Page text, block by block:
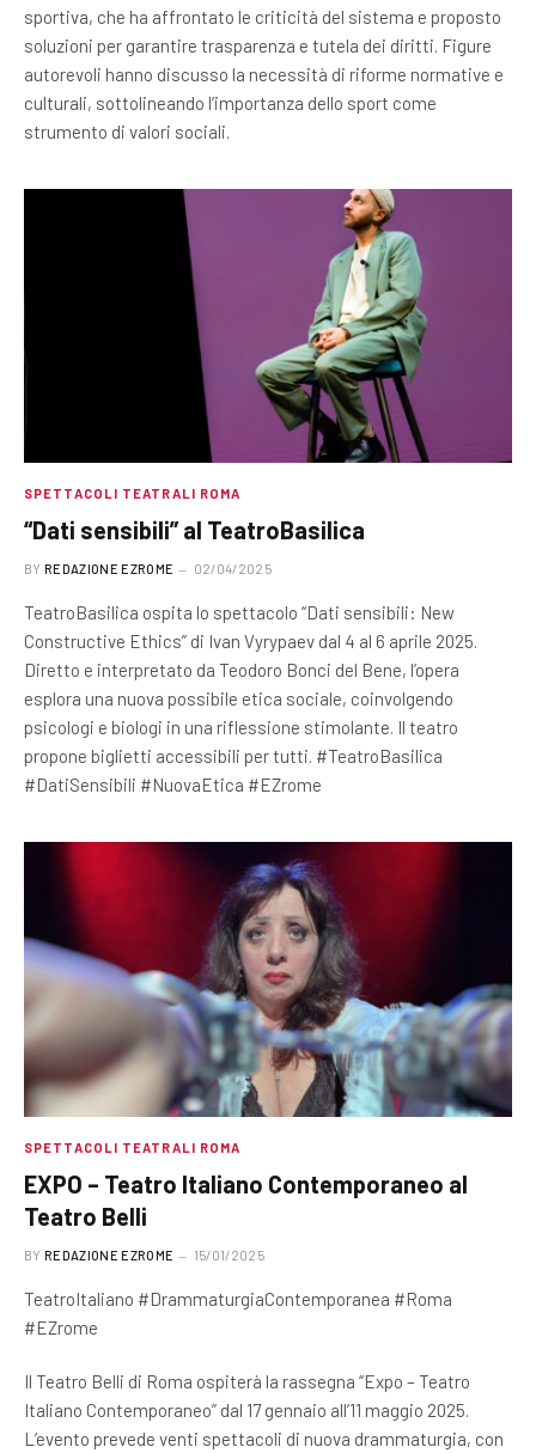
sportiva, che ha affrontato le criticità del sistema e proposto
soluzioni per garantire trasparenza e tutela dei diritti. Figure
autorevoli hanno discusso la necessità di riforme normative e
culturali, sottolineando l’importanza dello sport come
strumento di valori sociali.
SPETTACOLI TEATRALI ROMA
“Dati sensibili” al TeatroBasilica
BY REDAZIONE EZROME 02/04/2025
TeatroBasilica ospita lo spettacolo “Dati sensibili: New
Constructive Ethics” di Ivan Vyrypaev dal 4 al 6 aprile 2025.
Diretto e interpretato da Teodoro Bonci del Bene, l’opera
esplora una nuova possibile etica sociale, coinvolgendo
psicologi e biologi in una riflessione stimolante. Il teatro
propone biglietti accessibili per tutti. #TeatroBasilica
#DatiSensibili #NuovaEtica #EZrome
SPETTACOLI TEATRALI ROMA
EXPO – Teatro Italiano Contemporaneo al
Teatro Belli
BY REDAZIONE EZROME 15/01/2025
TeatroItaliano #DrammaturgiaContemporanea #Roma
#EZrome
Il Teatro Belli di Roma ospiterà la rassegna “Expo – Teatro
Italiano Contemporaneo” dal 17 gennaio all’11 maggio 2025.
L’evento prevede venti spettacoli di nuova drammaturgia, con